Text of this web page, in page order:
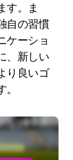
す。ま
自の習慣
ケーショ
、新しい
り良いゴ